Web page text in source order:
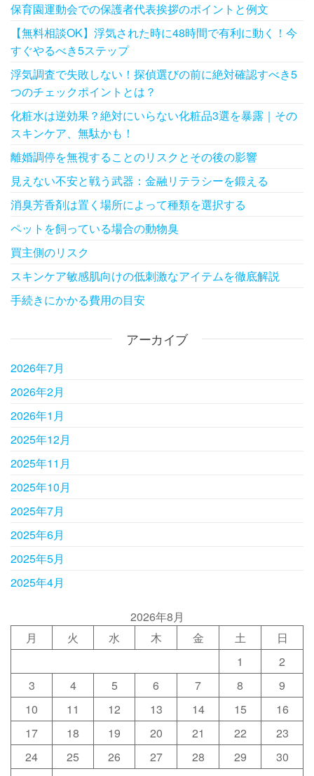
保育園運動会での保護者代表挨拶のポイントと例文
【無料相談OK】浮気された時に48時間で有利に動く！今
すぐやるべき5ステップ
浮気調査で失敗しない！探偵選びの前に絶対確認すべき5
つのチェックポイントとは？
化粧水は逆効果？絶対にいらない化粧品3選を暴露｜その
スキンケア、無駄かも！
離婚調停を無視することのリスクとその後の影響
見えない不安と戦う武器：金融リテラシーを鍛える
消臭芳香剤は置く場所によって種類を選択する
ペットを飼っている場合の動物臭
買主側のリスク
スキンケア敏感肌向けの低刺激なアイテムを徹底解説
手続きにかかる費用の目安
アーカイブ
2026年7月
2026年2月
2026年1月
2025年12月
2025年11月
2025年10月
2025年7月
2025年6月
2025年5月
2025年4月
2026年8月
月
火 水 木 金 土
日
1
2
3
4 5 6 7 8
9
10
11 12 13 14 15
16
17
18 19 20 21 22
23
24
25 26 27 28 29
30